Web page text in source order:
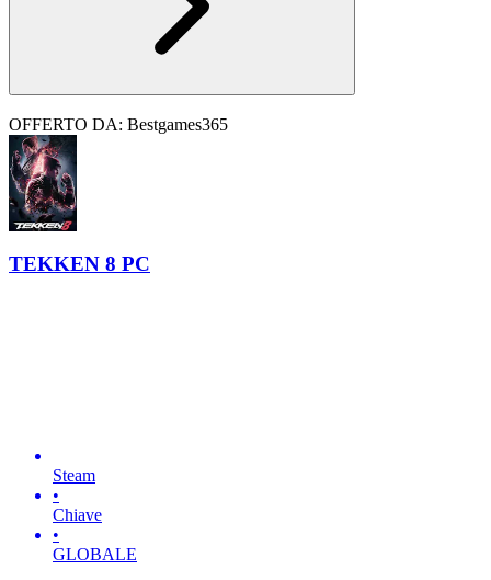
OFFERTO DA: Bestgames365
TEKKEN 8 PC
Steam
•
Chiave
•
GLOBALE